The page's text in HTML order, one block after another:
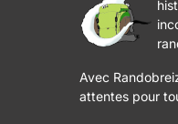
Avec
attentes pour